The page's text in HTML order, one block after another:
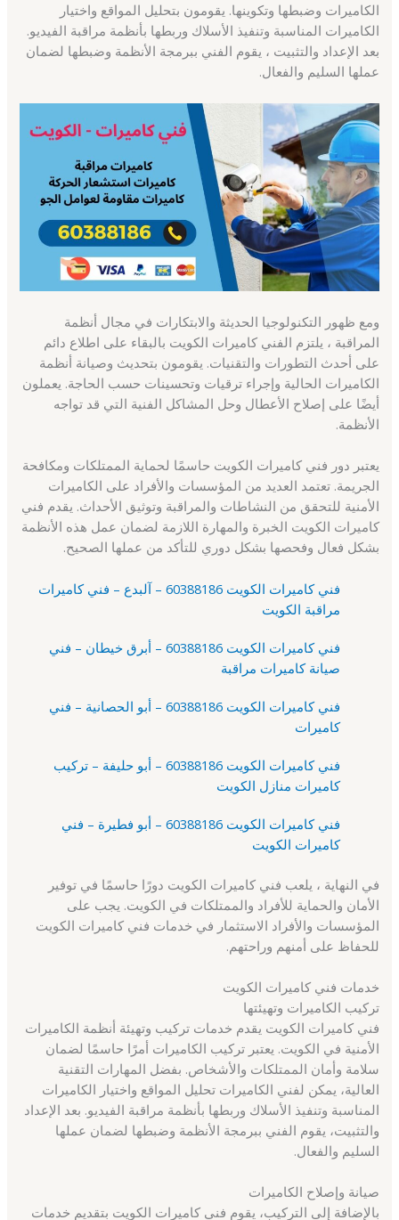
الكاميرات وضبطها وتكوينها. يقومون بتحليل المواقع واختيار
الكاميرات المناسبة وتنفيذ الأسلاك وربطها بأنظمة مراقبة الفيديو.
بعد الإعداد والتثبيت ، يقوم الفني ببرمجة الأنظمة وضبطها لضمان
عملها السليم والفعال.
ومع ظهور التكنولوجيا الحديثة والابتكارات في مجال أنظمة
المراقبة ، يلتزم الفني كاميرات الكويت بالبقاء على اطلاع دائم
على أحدث التطورات والتقنيات. يقومون بتحديث وصيانة أنظمة
الكاميرات الحالية وإجراء ترقيات وتحسينات حسب الحاجة. يعملون
أيضًا على إصلاح الأعطال وحل المشاكل الفنية التي قد تواجه
الأنظمة.
يعتبر دور فني كاميرات الكويت حاسمًا لحماية الممتلكات ومكافحة
الجريمة. تعتمد العديد من المؤسسات والأفراد على الكاميرات
الأمنية للتحقق من النشاطات والمراقبة وتوثيق الأحداث. يقدم فني
كاميرات الكويت الخبرة والمهارة اللازمة لضمان عمل هذه الأنظمة
بشكل فعال وفحصها بشكل دوري للتأكد من عملها الصحيح.
فني كاميرات الكويت 60388186 – آلبدع – فني كاميرات
مراقبة الكويت
فني كاميرات الكويت 60388186 – أبرق خيطان – فني
صيانة كاميرات مراقبة
فني كاميرات الكويت 60388186 – أبو الحصانية – فني
كاميرات
فني كاميرات الكويت 60388186 – أبو حليفة – تركيب
كاميرات منازل الكويت
فني كاميرات الكويت 60388186 – أبو فطيرة – فني
كاميرات الكويت
في النهاية ، يلعب فني كاميرات الكويت دورًا حاسمًا في توفير
الأمان والحماية للأفراد والممتلكات في الكويت. يجب على
المؤسسات والأفراد الاستثمار في خدمات فني كاميرات الكويت
للحفاظ على أمنهم وراحتهم.
خدمات فني كاميرات الكويت
تركيب الكاميرات وتهيئتها
فني كاميرات الكويت يقدم خدمات تركيب وتهيئة أنظمة الكاميرات
الأمنية في الكويت. يعتبر تركيب الكاميرات أمرًا حاسمًا لضمان
سلامة وأمان الممتلكات والأشخاص. بفضل المهارات التقنية
العالية، يمكن لفني الكاميرات تحليل المواقع واختيار الكاميرات
المناسبة وتنفيذ الأسلاك وربطها بأنظمة مراقبة الفيديو. بعد الإعداد
والتثبيت، يقوم الفني ببرمجة الأنظمة وضبطها لضمان عملها
السليم والفعال.
صيانة وإصلاح الكاميرات
بالإضافة إلى التركيب، يقوم فني كاميرات الكويت بتقديم خدمات